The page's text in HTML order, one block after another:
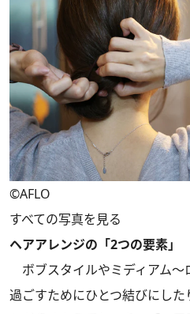
©AFLO
すべての写真を見る
ヘアアレンジの「2つの要素」
ボブスタイルやミディアム〜
過ごすためにひとつ結びにし